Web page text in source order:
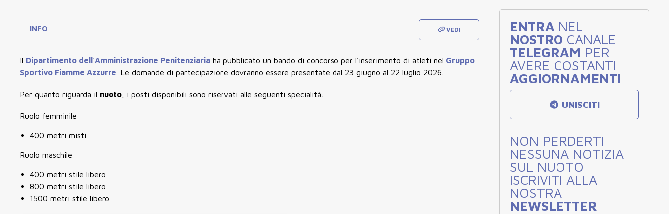
INFO VEDI
Il Dipartimento dell'Amministrazione Penitenziaria ha pubblicato un bando di concorso per l'inserimento di atleti nel Gruppo
Sportivo Fiamme Azzurre . Le domande di partecipazione dovranno essere presentate dal 23 giugno al 22 luglio 2026.
Per quanto riguarda il nuoto , i posti disponibili sono riservati alle seguenti specialità:
Ruolo femminile
400 metri misti
Ruolo maschile
400 metri stile libero
800 metri stile libero
1500 metri stile libero
ENTRA NEL
NOSTRO CANALE
TELEGRAM PER
AVERE COSTANTI
AGGIORNAMENTI
UNISCITI
NON PERDERTI
NESSUNA NOTIZIA
SUL NUOTO
ISCRIVITI ALLA
NOSTRA
NEWSLETTER